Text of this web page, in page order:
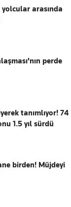
arasında
perde
tanımlıyor! 74
1.5 yıl sürdü
birden! Müjdeyi